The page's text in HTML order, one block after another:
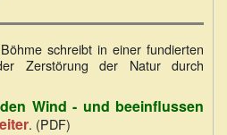
schreibt in einer fundierten
Zerstörung der Natur durch
Wind - und beeinflussen
. (PDF)